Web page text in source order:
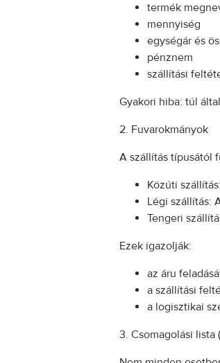
termék
mennyiség
egységár és
pénznem
szállítási
Gyakori hiba: túl
2. Fuvarokmányok
A szállítás típusától
Közúti
Légi szállítás:
Tengeri
Ezek igazolják:
az áru
a szállítási
a logisztikai
3. Csomagolási lista